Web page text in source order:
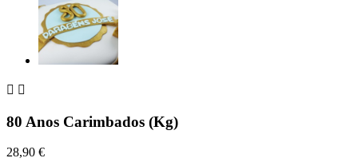
 
80 Anos Carimbados (Kg)
28,90 €